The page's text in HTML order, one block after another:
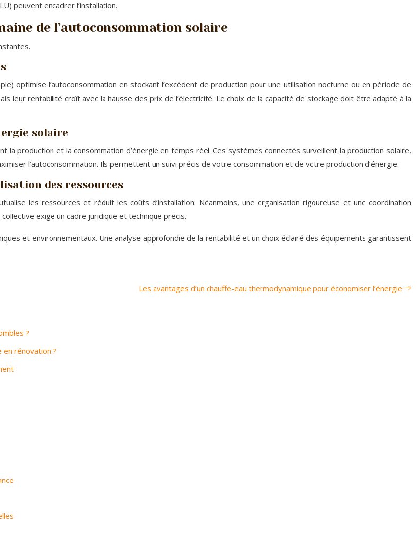
peuvent encadrer l’installation.
de l’autoconsommation solaire
optimise l’autoconsommation en stockant l’excédent de production pour une utilisation nocturne ou en période de
leur rentabilité croît avec la hausse des prix de l’électricité. Le choix de la capacité de stockage doit être adapté à la
solaire
la production et la consommation d’énergie en temps réel. Ces systèmes connectés surveillent la production solaire,
l’autoconsommation. Ils permettent un suivi précis de votre consommation et de votre production d’énergie.
des ressources
les ressources et réduit les coûts d’installation. Néanmoins, une organisation rigoureuse et une coordination
exige un cadre juridique et technique précis.
et environnementaux. Une analyse approfondie de la rentabilité et un choix éclairé des équipements garantissent
Les avantages d’un chauffe-eau thermodynamique pour économiser l’énergie
?
en rénovation ?